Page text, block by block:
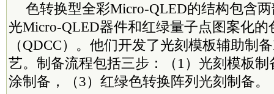
色转换型全彩Micro-QLED的结构包含
光Micro-QLED器件和红绿量子点图案化的
（QDCC）。他们开发了光刻模板辅助制
艺。制备流程包括三步：（1）光刻模板
涂制备，（3）红绿色转换阵列光刻制备。